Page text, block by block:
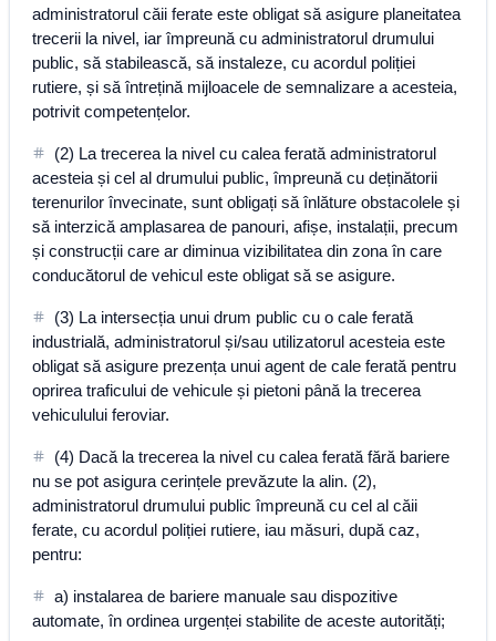
administratorul căii ferate este obligat să asigure planeitatea
trecerii la nivel, iar împreună cu administratorul drumului
public, să stabilească, să instaleze, cu acordul poliției
rutiere, și să întrețină mijloacele de semnalizare a acesteia,
potrivit competențelor.
(2) La trecerea la nivel cu calea ferată administratorul
acesteia și cel al drumului public, împreună cu deținătorii
terenurilor învecinate, sunt obligați să înlăture obstacolele și
să interzică amplasarea de panouri, afișe, instalații, precum
și construcții care ar diminua vizibilitatea din zona în care
conducătorul de vehicul este obligat să se asigure.
(3) La intersecția unui drum public cu o cale ferată
industrială, administratorul și/sau utilizatorul acesteia este
obligat să asigure prezența unui agent de cale ferată pentru
oprirea traficului de vehicule și pietoni până la trecerea
vehiculului feroviar.
(4) Dacă la trecerea la nivel cu calea ferată fără bariere
nu se pot asigura cerințele prevăzute la alin. (2),
administratorul drumului public împreună cu cel al căii
ferate, cu acordul poliției rutiere, iau măsuri, după caz,
pentru:
a) instalarea de bariere manuale sau dispozitive
automate, în ordinea urgenței stabilite de aceste autorități;